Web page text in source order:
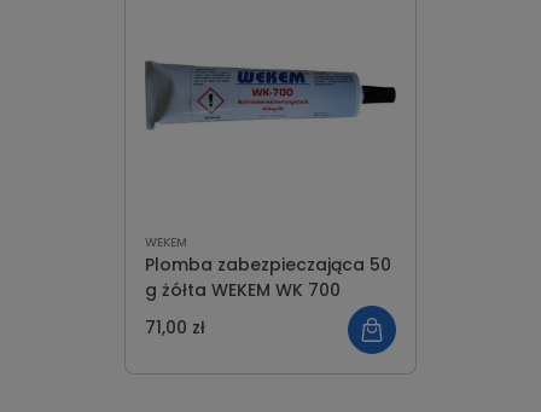
WEKEM
Plomba zabezpieczająca 50
g żółta WEKEM WK 700
71,00 zł